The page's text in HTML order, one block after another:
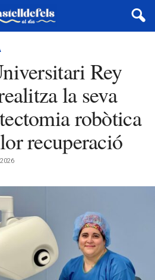
Rey
la seva
robòtica
recuperació